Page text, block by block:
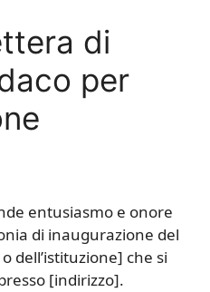
di
per
entusiasmo e onore
di inaugurazione del
dell’istituzione] che si
[indirizzo].